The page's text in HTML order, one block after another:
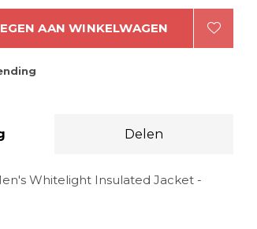
AAN WINKELWAGEN
Delen
Whitelight Insulated Jacket -